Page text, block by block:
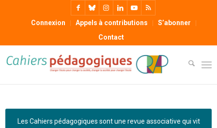
Connexion Appels à contributions
S’abonner
Contact
Les Cahiers pédagogiques sont une revue associative qui vit